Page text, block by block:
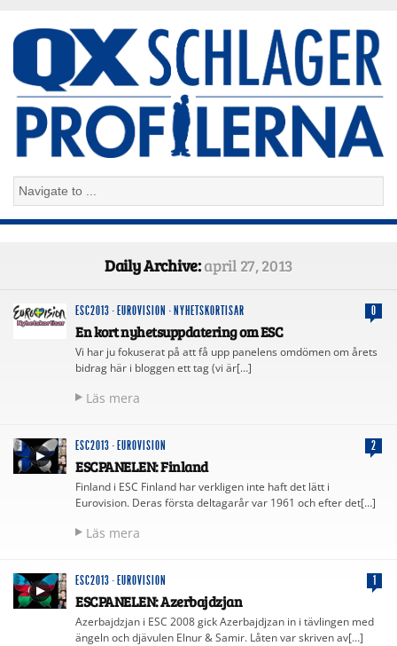
Daily Archive:april 27, 2013
ESC2013 · EUROVISION · NYHETSKORTISAR 0
En kort nyhetsuppdatering om ESC
Vi har ju fokuserat på att få upp panelens omdömen om årets
bidrag här i bloggen ett tag (vi är[…]
Läs mera
ESC2013 · EUROVISION 2
ESCPANELEN: Finland
Finland i ESC Finland har verkligen inte haft det lätt i
Eurovision. Deras första deltagarår var 1961 och efter det[…]
Läs mera
ESC2013 · EUROVISION 1
ESCPANELEN: Azerbajdzjan
Azerbajdzjan i ESC 2008 gick Azerbajdjzan in i tävlingen med
ängeln och djävulen Elnur & Samir. Låten var skriven av[…]